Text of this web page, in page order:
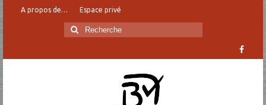
A propos de… Espace privé
Rechercher
: